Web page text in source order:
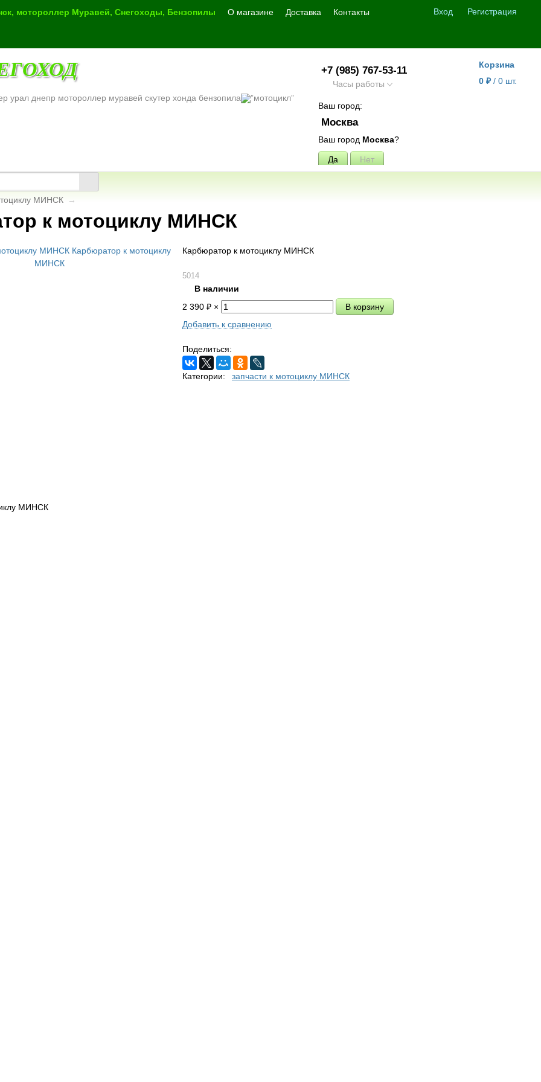
Вход Регистрация
мотороллер Муравей, Снегоходы, Бензопилы О магазине Доставка Контакты
урал днепр мотороллер муравей скутер хонда бензопила
+7 (985) 767-53-11
Часы работы
Ваш город:
Москва
Ваш город Москва?
Корзина
0 ₽ / 0 шт.
МИНСК →
к мотоциклу МИНСК
Карбюратор к мотоциклу МИНСК
5014
В наличии
2 390 ₽ ×
Добавить к сравнению
Поделиться:
Категории: запчасти к мотоциклу МИНСК
МИНСК